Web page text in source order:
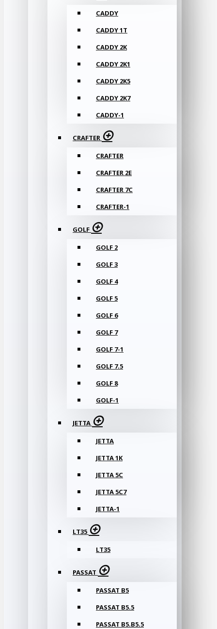
CADDY
CADDY 1T
CADDY 2K
CADDY 2K1
CADDY 2K5
CADDY 2K7
CADDY-1
CRAFTER
CRAFTER
CRAFTER 2E
CRAFTER 7C
CRAFTER-1
GOLF
GOLF 2
GOLF 3
GOLF 4
GOLF 5
GOLF 6
GOLF 7
GOLF 7-1
GOLF 7.5
GOLF 8
GOLF-1
JETTA
JETTA
JETTA 1K
JETTA 5C
JETTA 5C7
JETTA-1
LT35
LT35
PASSAT
PASSAT B5
PASSAT B5.5
PASSAT B5.B5.5